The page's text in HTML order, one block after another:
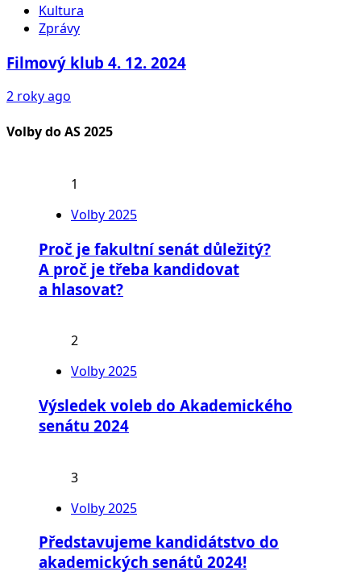
Kultura
Zprávy
Filmový klub 4. 12. 2024
2 roky ago
Volby do AS 2025
1
Volby 2025
Proč je fakultní senát důležitý?
A proč je třeba kandidovat
a hlasovat?
2
Volby 2025
Výsledek voleb do Akademického
senátu 2024
3
Volby 2025
Představujeme kandidátstvo do
akademických senátů 2024!